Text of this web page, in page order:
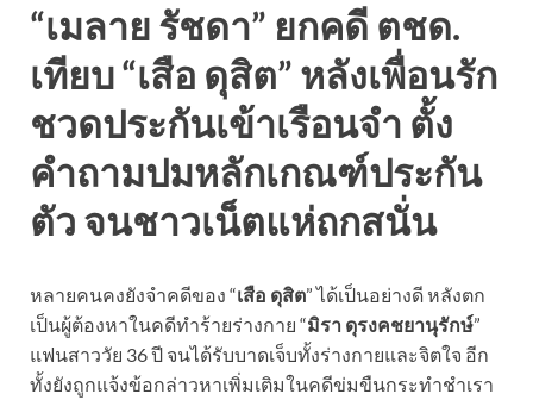
“เมลาย รัชดา” ยกคดี ตชด.
เทียบ “เสือ ดุสิต” หลังเพื่อนรัก
ชวดประกันเข้าเรือนจำ ตั้ง
คำถามปมหลักเกณฑ์ประกัน
ตัว จนชาวเน็ตแห่ถกสนั่น
หลายคนคงยังจำคดีของ “เสือ ดุสิต” ได้เป็นอย่างดี หลังตก
เป็นผู้ต้องหาในคดีทำร้ายร่างกาย “มิรา ดุรงคชยานุรักษ์”
แฟนสาววัย 36 ปี จนได้รับบาดเจ็บทั้งร่างกายและจิตใจ อีก
ทั้งยังถูกแจ้งข้อกล่าวหาเพิ่มเติมในคดีข่มขืนกระทำชำเรา